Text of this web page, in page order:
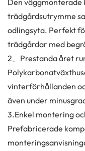
Den
trädgårdsutrymme
odlingsyta. Perfekt
trädgårdar med
2、Prestanda året
vinterförhållanden
även under
3.Enkel montering
Prefabricerade